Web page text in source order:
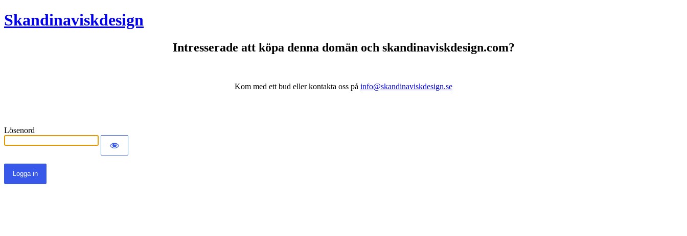
Skandinaviskdesign
Intresserade att köpa denna domän och skandinaviskdesign.com?
Kom med ett bud eller kontakta oss på info@skandinaviskdesign.se
Lösenord